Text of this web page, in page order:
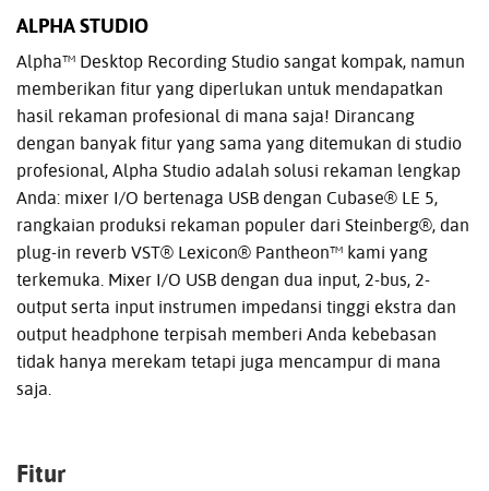
ALPHA STUDIO
Alpha™ Desktop Recording Studio sangat kompak, namun
memberikan fitur yang diperlukan untuk mendapatkan
hasil rekaman profesional di mana saja! Dirancang
dengan banyak fitur yang sama yang ditemukan di studio
profesional, Alpha Studio adalah solusi rekaman lengkap
Anda: mixer I/O bertenaga USB dengan Cubase® LE 5,
rangkaian produksi rekaman populer dari Steinberg®, dan
plug-in reverb VST® Lexicon® Pantheon™ kami yang
terkemuka. Mixer I/O USB dengan dua input, 2-bus, 2-
output serta input instrumen impedansi tinggi ekstra dan
output headphone terpisah memberi Anda kebebasan
tidak hanya merekam tetapi juga mencampur di mana
saja.
Fitur